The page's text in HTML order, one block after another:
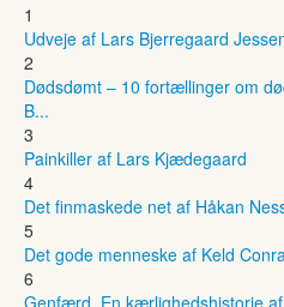
1
Udveje af Lars Bjerregaard
2
Dødsdømt – 10 fortællinger om
B...
3
Painkiller af Lars Kjædegaard
4
Det finmaskede net af Håkan
5
Det gode menneske af Keld
6
Genfærd. En kærlighedshistorie